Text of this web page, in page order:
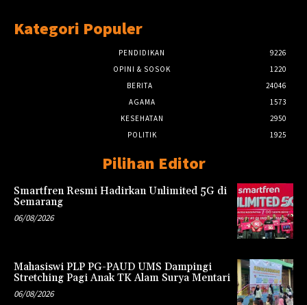
Kategori Populer
PENDIDIKAN
9226
OPINI & SOSOK
1220
BERITA
24046
AGAMA
1573
KESEHATAN
2950
POLITIK
1925
Pilihan Editor
Smartfren Resmi Hadirkan Unlimited 5G di
Semarang
06/08/2026
Mahasiswi PLP PG-PAUD UMS Dampingi
Stretching Pagi Anak TK Alam Surya Mentari
06/08/2026